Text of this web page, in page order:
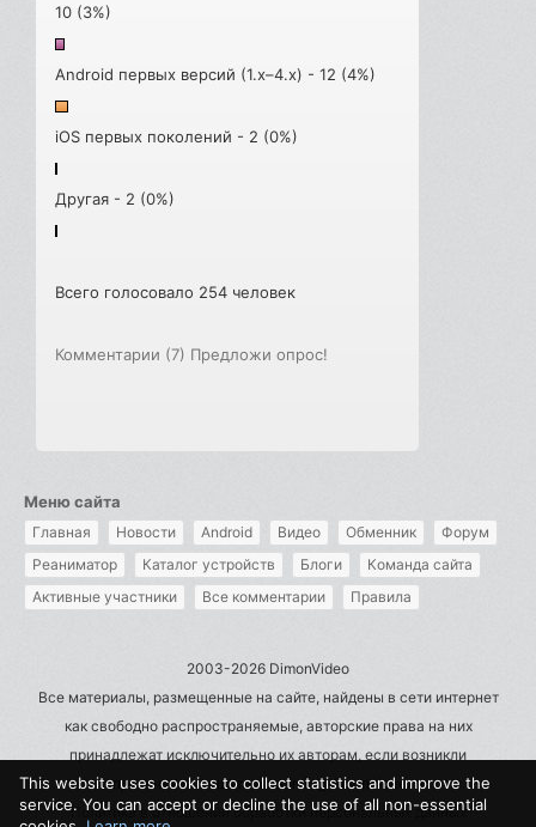
10 (3%)
Android первых версий (1.x–4.x) - 12 (4%)
iOS первых поколений - 2 (0%)
Другая - 2 (0%)
Всего голосовало 254 человек
Комментарии (7) Предложи опрос!
Меню сайта
Главная Новости Android Видео Обменник
Форум
Реаниматор
Каталог устройств Блоги
Команда сайта
Активные участники
Все комментарии Правила
2003-2026 DimonVideo
Все материалы, размещенные на сайте, найдены в сети интернет
как свободно распространяемые, авторские права на них
принадлежат исключительно их авторам, если возникли
претензии - пишите на admin@dimonvideo.ru
Политика в отношении обработки персональных данных
This website uses cookies to collect statistics and improve the
service. You can accept or decline the use of all non-essential